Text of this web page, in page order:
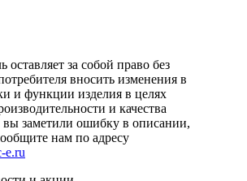
оставляет за собой право без
вносить изменения в
и функции изделия в целях
и качества
вы заметили ошибку в описании,
нам по адресу
e.ru